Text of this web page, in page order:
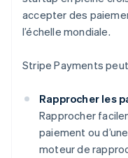
accepter des
l’échelle mondiale.
Stripe Payments
Rapprocher les
Rapprocher
paiement ou
moteur de